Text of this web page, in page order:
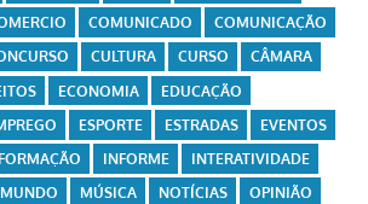
COMUNICADO
COMUNICAÇÃO
CULTURA CURSO
CÂMARA
ECONOMIA
EDUCAÇÃO
ESPORTE ESTRADAS
EVENTOS
INFORME
INTERATIVIDADE
MUNDO MÚSICA NOTÍCIAS
OPINIÃO